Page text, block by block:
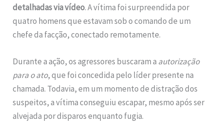
detalhadas via vídeo. A vítima foi surpreendida por
quatro homens que estavam sob o comando de um
chefe da facção, conectado remotamente.
Durante a ação, os agressores buscaram a autorização
para o ato, que foi concedida pelo líder presente na
chamada. Todavia, em um momento de distração dos
suspeitos, a vítima conseguiu escapar, mesmo após ser
alvejada por disparos enquanto fugia.